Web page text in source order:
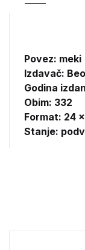
Povez: meki
Izdavač:
Godina
Obim: 332
Format: 24 x
Stanje: